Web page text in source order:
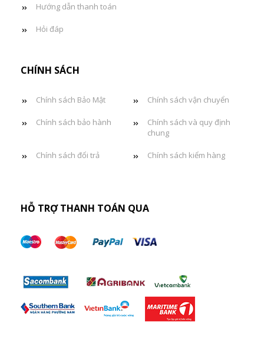
Hướng dẫn thanh toán
Hỏi đáp
CHÍNH SÁCH
Chính sách Bảo Mật Chính sách vận chuyển
Chính sách bảo hành
Chính sách và quy định
chung
Chính sách đổi trả Chính sách kiểm hàng
HỖ TRỢ THANH TOÁN QUA